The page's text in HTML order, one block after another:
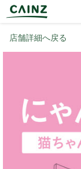
店舗詳細へ戻る